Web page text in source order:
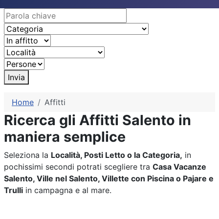
Invia
Home Affitti
Ricerca gli Affitti Salento in
maniera semplice
Seleziona la Località, Posti Letto o la Categoria, in
pochissimi secondi potrati scegliere tra Casa Vacanze
Salento, Ville nel Salento, Villette con Piscina o Pajare e
Trulli in campagna e al mare.